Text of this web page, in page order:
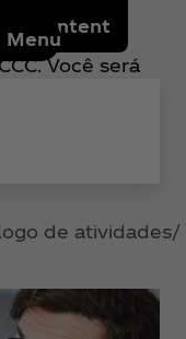
to content
Menu
Você será
compras
aos
produtos,
de dados
compra, entre
o varejista
de atividades